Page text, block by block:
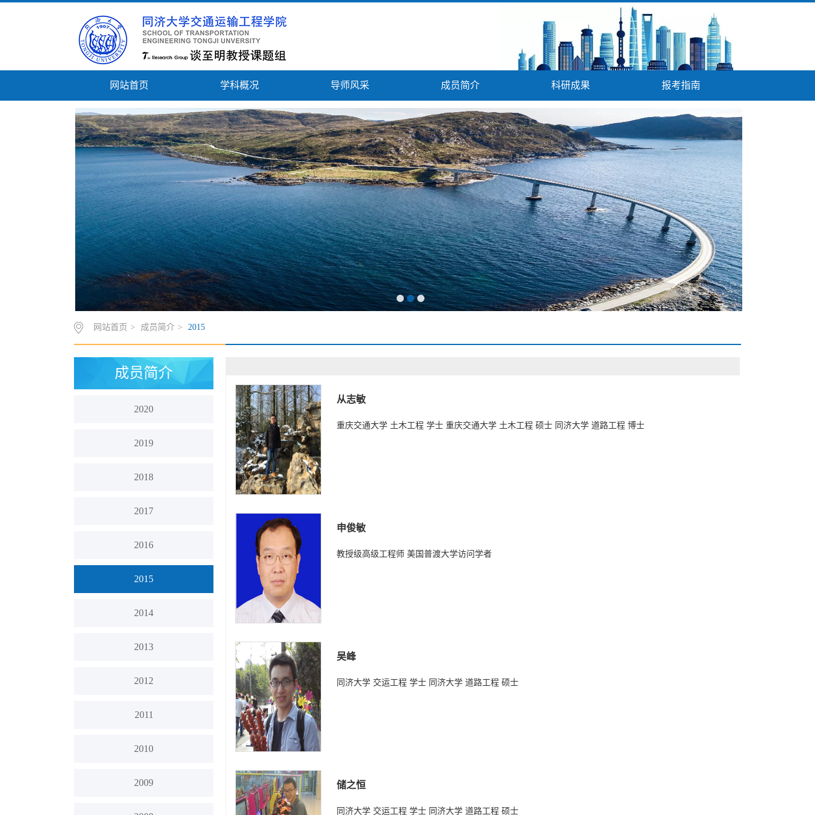
网站首页 学科概况 导师风采 成员简介 科研成果 报考指南
网站首页 > 成员简介 > 2015
成员简介
2020
2019
2018
2017
2016
2015
2014
2013
2012
2011
2010
2009
从志敏
重庆交通大学 土木工程 学士 重庆交通大学 土木工程 硕士 同济大学 道路工程 博士
申俊敏
教授级高级工程师 美国普渡大学访问学者
吴峰
同济大学 交运工程 学士 同济大学 道路工程 硕士
储之恒
同济大学 交运工程 学士 同济大学 道路工程 硕士